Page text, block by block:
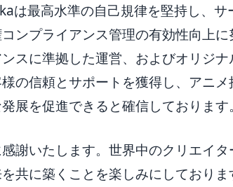
は最高水準の自己規律を堅持し、サ
ンプライアンス管理の有効性向上
スに準拠した運営、およびオリジ
の信頼とサポートを獲得し、アニ
展を促進できると確信しております
謝いたします。世界中のクリエイ
共に築くことを楽しみにしておりま